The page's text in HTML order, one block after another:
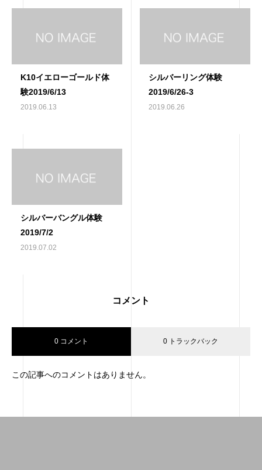
K10イエローゴールド体
験2019/6/13
2019.06.13
シルバーリング体験
2019/6/26-3
2019.06.26
シルバーバングル体験
2019/7/2
2019.07.02
コメント
0 コメント 0 トラックバック
この記事へのコメントはありません。